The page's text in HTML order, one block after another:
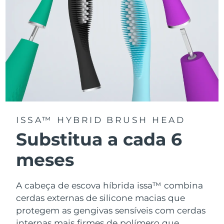
ISSA™ HYBRID BRUSH HEAD
Substitua a cada 6
meses
A cabeça de escova híbrida issa™ combina
cerdas externas de silicone macias que
protegem as gengivas sensíveis com cerdas